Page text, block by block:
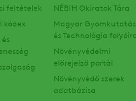
feltételek
kódex
NÉBIH Okiratok Tára
Magyar Gyomkutatás
és Technológia
Növényvédelmi
előrejelző portál
Növényvédő szerek
adatbázisa